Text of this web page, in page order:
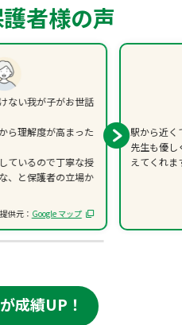
者様の声
ない我が子がお世話
ら理解度が高まった
ているので丁寧な授
、と保護者の立場か
供元： Google マップ
駅から近く
先生も優し
えてくれま
成績UP！